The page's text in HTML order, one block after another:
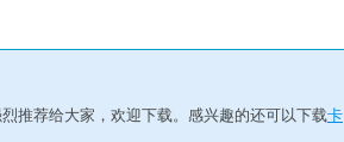
推荐给大家，欢迎下载。感兴趣的还可以下载卡